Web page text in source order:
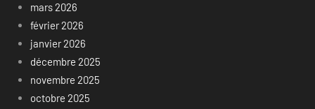
mars 2026
février 2026
janvier 2026
décembre 2025
novembre 2025
octobre 2025